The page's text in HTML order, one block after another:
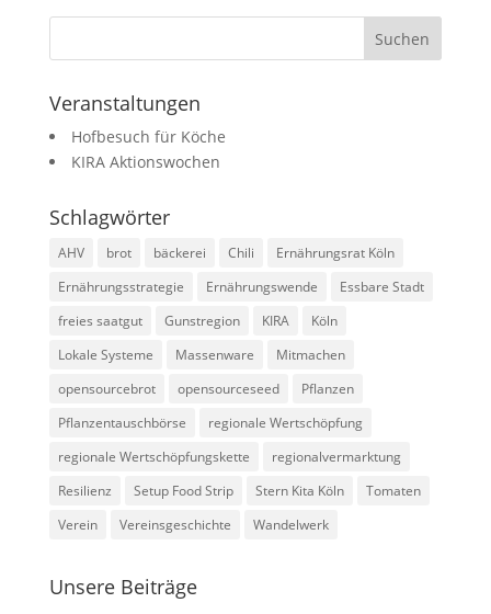
Veranstaltungen
Hofbesuch für Köche
KIRA Aktionswochen
Schlagwörter
AHV brot bäckerei Chili
Ernährungsrat Köln
Ernährungsstrategie
Ernährungswende
Essbare Stadt
freies saatgut
Gunstregion KIRA
Köln
Lokale Systeme
Massenware
Mitmachen
opensourcebrot
opensourceseed
Pflanzen
Pflanzentauschbörse
regionale Wertschöpfung
regionale Wertschöpfungskette
regionalvermarktung
Resilienz
Setup Food Strip Stern Kita Köln
Tomaten
Verein
Vereinsgeschichte Wandelwerk
Unsere Beiträge